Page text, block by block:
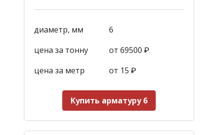
диаметр, мм
6
цена за тонну
от 69500 ₽
цена за метр
от 15 ₽
Купить арматуру 6